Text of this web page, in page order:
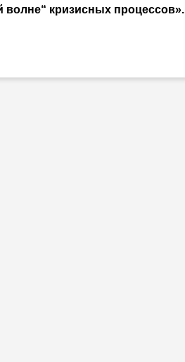
волне“ кризисных процессов».